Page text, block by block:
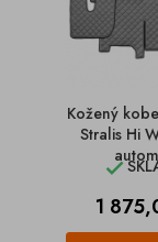
Kožený
Stralis Hi

Cena
1